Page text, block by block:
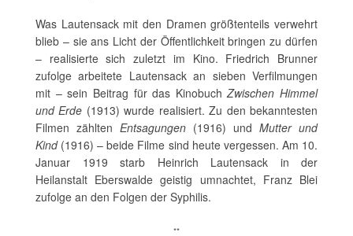
Was Lautensack mit den Dramen größtenteils verwehrt
blieb – sie ans Licht der Öffentlichkeit bringen zu dürfen
– realisierte sich zuletzt im Kino. Friedrich Brunner
zufolge arbeitete Lautensack an sieben Verfilmungen
mit – sein Beitrag für das KinobuchZwischen Himmel
und Erde (1913) wurde realisiert. Zu den bekanntesten
Filmen zählten Entsagungen (1916) und Mutter und
Kind (1916) – beide Filme sind heute vergessen. Am 10.
Januar 1919 starb Heinrich Lautensack in der
Heilanstalt Eberswalde geistig umnachtet, Franz Blei
zufolge an den Folgen der Syphilis.
**